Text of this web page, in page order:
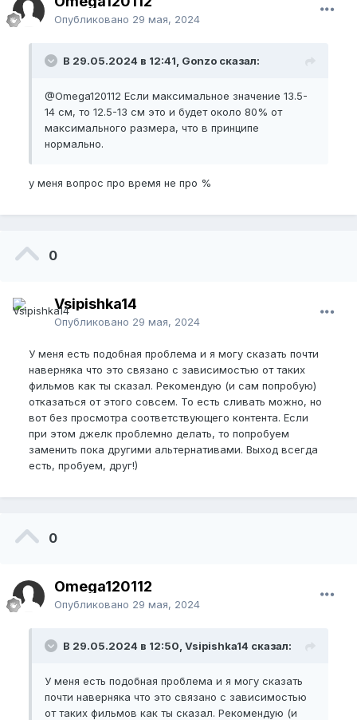
Опубликовано 29 мая, 2024
В 29.05.2024 в 12:41, Gonzo сказал:
@Omega120112 Если максимальное значение 13.5-
14 см, то 12.5-13 см это и будет около 80% от
максимального размера, что в принципе
нормально.
у меня вопрос про время не про %
0
Vsipishka14
Опубликовано 29 мая, 2024
У меня есть подобная проблема и я могу сказать почти
наверняка что это связано с зависимостью от таких
фильмов как ты сказал. Рекомендую (и сам попробую)
отказаться от этого совсем. То есть сливать можно, но
вот без просмотра соответствующего контента. Если
при этом джелк проблемно делать, то попробуем
заменить пока другими альтернативами. Выход всегда
есть, пробуем, друг!)
0
Omega120112
Опубликовано 29 мая, 2024
В 29.05.2024 в 12:50, Vsipishka14 сказал:
У меня есть подобная проблема и я могу сказать
почти наверняка что это связано с зависимостью
от таких фильмов как ты сказал. Рекомендую (и